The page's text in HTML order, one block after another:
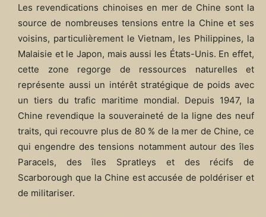
Les revendications chinoises en mer de Chine sont la
source de nombreuses tensions entre la Chine et ses
voisins, particulièrement le Vietnam, les Philippines, la
Malaisie et le Japon, mais aussi les États-Unis. En effet,
cette zone regorge de ressources naturelles et
représente aussi un intérêt stratégique de poids avec
un tiers du trafic maritime mondial. Depuis 1947, la
Chine revendique la souveraineté de la ligne des neuf
traits, qui recouvre plus de 80 % de la mer de Chine, ce
qui engendre des tensions notamment autour des îles
Paracels, des îles Spratleys et des récifs de
Scarborough que la Chine est accusée de poldériser et
de militariser.